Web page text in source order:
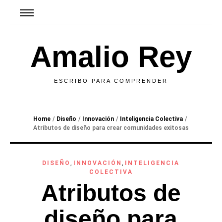
Amalio Rey
ESCRIBO PARA COMPRENDER
Home / Diseño / Innovación / Inteligencia Colectiva /
Atributos de diseño para crear comunidades exitosas
DISEÑO, INNOVACIÓN,
INTELIGENCIA
COLECTIVA
Atributos de